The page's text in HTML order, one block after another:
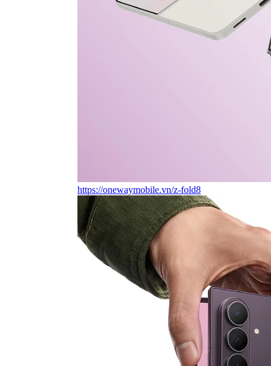
https://onewaymobile.vn/z-fold8